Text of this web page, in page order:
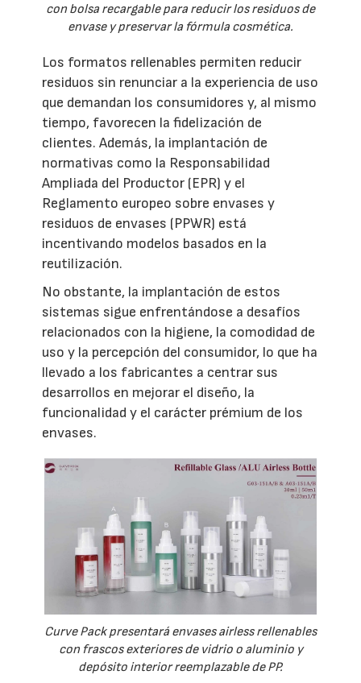
con bolsa recargable para reducir los residuos de
envase y preservar la fórmula cosmética.
Los formatos rellenables permiten reducir
residuos sin renunciar a la experiencia de uso
que demandan los consumidores y, al mismo
tiempo, favorecen la fidelización de
clientes. Además, la implantación de
normativas como la Responsabilidad
Ampliada del Productor (EPR) y el
Reglamento europeo sobre envases y
residuos de envases (PPWR) está
incentivando modelos basados en la
reutilización.
No obstante, la implantación de estos
sistemas sigue enfrentándose a desafíos
relacionados con la higiene, la comodidad de
uso y la percepción del consumidor, lo que ha
llevado a los fabricantes a centrar sus
desarrollos en mejorar el diseño, la
funcionalidad y el carácter prémium de los
envases.
Curve Pack presentará envases airless rellenables
con frascos exteriores de vidrio o aluminio y
depósito interior reemplazable de PP.